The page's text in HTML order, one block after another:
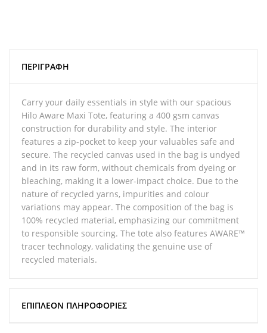
ΠΕΡΙΓΡΑΦΉ
Carry your daily essentials in style with our spacious
Hilo Aware Maxi Tote, featuring a 400 gsm canvas
construction for durability and style. The interior
features a zip-pocket to keep your valuables safe and
secure. The recycled canvas used in the bag is undyed
and in its raw form, without chemicals from dyeing or
bleaching, making it a lower-impact choice. Due to the
nature of recycled yarns, impurities and colour
variations may appear. The composition of the bag is
100% recycled material, emphasizing our commitment
to responsible sourcing. The tote also features AWARE™
tracer technology, validating the genuine use of
recycled materials.
ΕΠΙΠΛΈΟΝ ΠΛΗΡΟΦΟΡΊΕΣ